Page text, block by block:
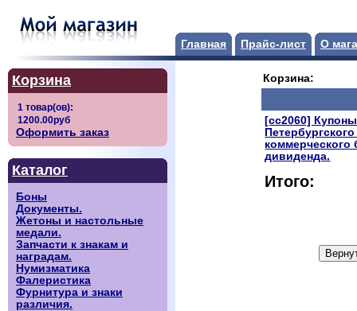
Главная Прайс-лист О
Корзина
Оформить заказ
Каталог
Боны
Документы.
Жетоны и настольные
медали.
Запчасти к знакам и
наградам.
Нумизматика
Фалеристика
Фурнитура и знаки
различия.
Корзина:
[сс2060]
коммерческого
дивиденда.
Итого: